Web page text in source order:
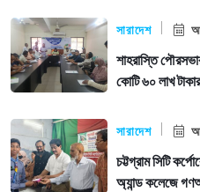
সারাদেশ
শাহরাস্তি
কোটি ৬০ লাখ
সারাদেশ
চট্টগ্রাম সিটি
অ্যান্ড কলেজে